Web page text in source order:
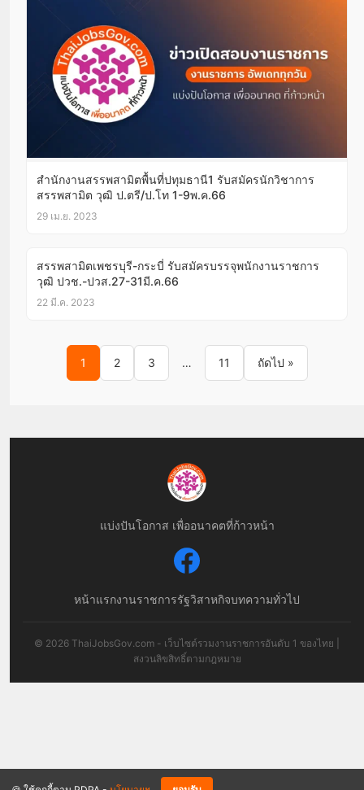
สำนักงานสรรพสามิตพื้นที่ปทุมธานี1 รับสมัครนักวิชาการ
สรรพสามิต วุฒิ ป.ตรี/ป.โท 1-9พ.ค.66
29 เม.ย. 2023
สรรพสามิตเพชรบุรี-กระบี่ รับสมัครบรรจุพนักงานราชการ
วุฒิ ปวช.-ปวส.27-31มี.ค.66
22 มี.ค. 2023
Posts pagination
1 2 3 … 11 ถัดไป »
แบ่งปันโอกาส เพื่ออนาคตที่ก้าวหน้า
หน้าแรกงานราชการรัฐวิสาหกิจบทความทั่วไป
© 2026 ThaiJobsGov.com - เว็บไซต์รวมงานราชการอันดับ 1 ของไทย |
สงวนลิขสิทธิ์ตามกฎหมาย